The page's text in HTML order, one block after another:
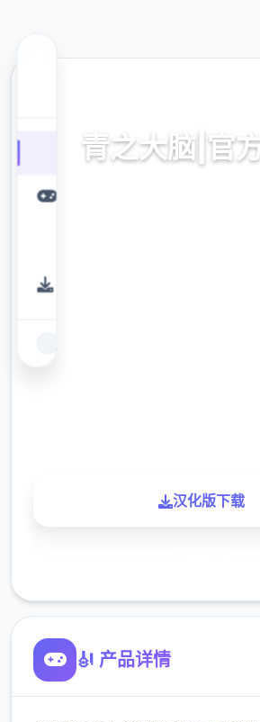
青之大脑|官
汉化版下载
🎻 产品详情